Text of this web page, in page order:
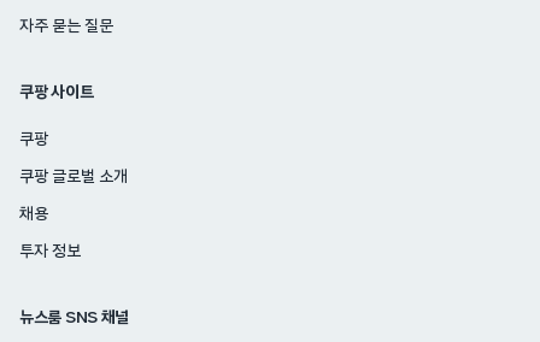
자주 묻는 질문
쿠팡 사이트
쿠팡
쿠팡 글로벌 소개
채용
투자 정보
뉴스룸 SNS 채널